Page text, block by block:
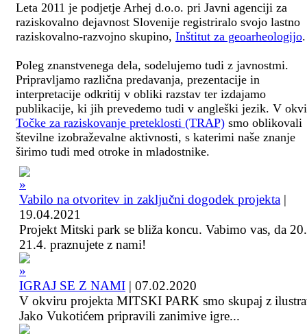
Leta 2011 je podjetje Arhej d.o.o. pri Javni agenciji za
raziskovalno dejavnost Slovenije registriralo svojo lastno
raziskovalno-razvojno skupino, Inštitut za geoarheologijo.
Poleg znanstvenega dela, sodelujemo tudi z javnostmi.
Pripravljamo različna predavanja, prezentacije in
interpretacije odkritij v obliki razstav ter izdajamo
publikacije, ki jih prevedemo tudi v angleški jezik. V
Točke za raziskovanje preteklosti (TRAP) smo oblikovali
številne izobraževalne aktivnosti, s katerimi naše znanje
širimo tudi med otroke in mladostnike.
Vabilo na otvoritev in zaključni dogodek projekta |
19.04.2021
Projekt Mitski park se bliža koncu. Vabimo vas, da
21.4. praznujete z nami!
IGRAJ SE Z NAMI | 07.02.2020
V okviru projekta MITSKI PARK smo skupaj z
Jako Vukotićem pripravili zanimive igre...